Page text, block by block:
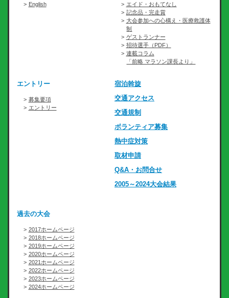
English
エイド・おもてなし
記念品・完走賞
大会参加への心構え・医療救護体
制
ゲストランナー
招待選手（PDF）
連載コラム
「前略 マラソン課長より」
エントリー
募集要項
エントリー
宿泊斡旋
交通アクセス
交通規制
ボランティア募集
熱中症対策
取材申請
Q&A・お問合せ
2005～2024大会結果
過去の大会
2017ホームページ
2018ホームページ
2019ホームページ
2020ホームページ
2021ホームページ
2022ホームページ
2023ホームページ
2024ホームページ